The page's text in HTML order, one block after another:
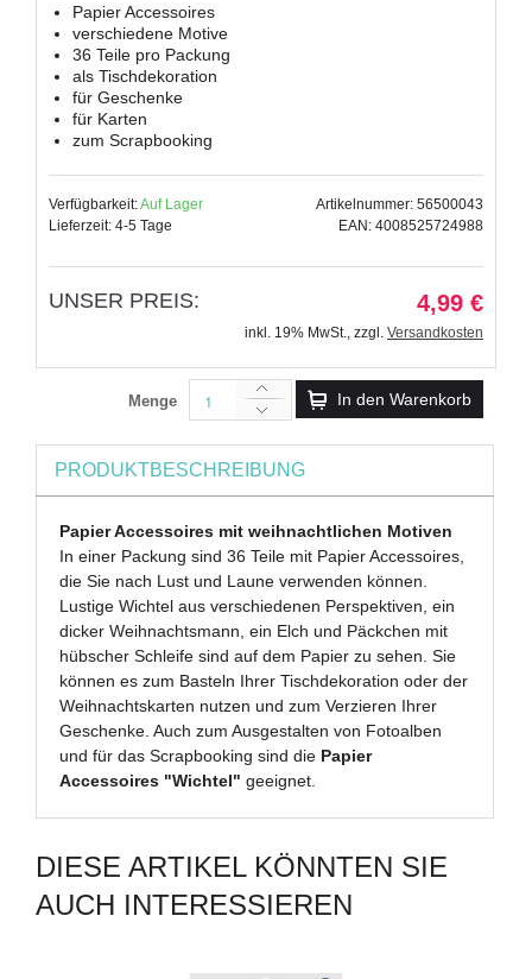
Papier Accessoires
verschiedene Motive
36 Teile pro Packung
als Tischdekoration
für Geschenke
für Karten
zum Scrapbooking
Verfügbarkeit:Auf Lager
Lieferzeit: 4-5 Tage
Artikelnummer: 56500043
EAN: 4008525724988
UNSER PREIS: 4,99 €
inkl. 19% MwSt., zzgl. Versandkosten
Menge In den Warenkorb
PRODUKTBESCHREIBUNG
Papier Accessoires mit weihnachtlichen Motiven
In einer Packung sind 36 Teile mit Papier Accessoires,
die Sie nach Lust und Laune verwenden können.
Lustige Wichtel aus verschiedenen Perspektiven, ein
dicker Weihnachtsmann, ein Elch und Päckchen mit
hübscher Schleife sind auf dem Papier zu sehen. Sie
können es zum Basteln Ihrer Tischdekoration oder der
Weihnachtskarten nutzen und zum Verzieren Ihrer
Geschenke. Auch zum Ausgestalten von Fotoalben
und für das Scrapbooking sind die Papier
Accessoires "Wichtel" geeignet.
DIESE ARTIKEL KÖNNTEN SIE
AUCH INTERESSIEREN